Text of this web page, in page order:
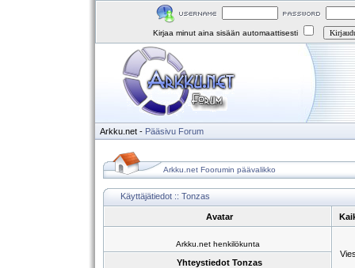
Kirjaa minut aina sisään automaattisesti
Arkku.net - Pääsivu Forum
Arkku.net Foorumin päävalikko
Käyttäjätiedot :: Tonzas
Avatar
Arkku.net henkilökunta
Yhteystiedot Tonzas